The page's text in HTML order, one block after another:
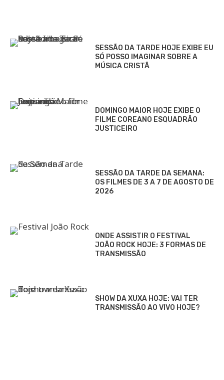
SESSÃO DA TARDE HOJE EXIBE EU
SÓ POSSO IMAGINAR SOBRE A
MÚSICA CRISTÃ
DOMINGO MAIOR HOJE EXIBE O
FILME COREANO ESQUADRÃO
JUSTICEIRO
SESSÃO DA TARDE DA SEMANA:
OS FILMES DE 3 A 7 DE AGOSTO DE
2026
ONDE ASSISTIR O FESTIVAL
JOÃO ROCK HOJE: 3 FORMAS DE
TRANSMISSÃO
SHOW DA XUXA HOJE: VAI TER
TRANSMISSÃO AO VIVO HOJE?